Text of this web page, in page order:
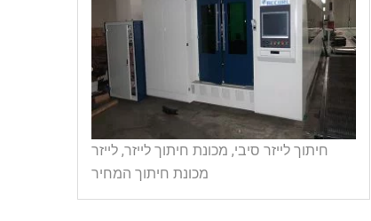
חיתוך לייזר סיבי, מכונת חיתוך לייזר, לייזר
מכונת חיתוך המחיר